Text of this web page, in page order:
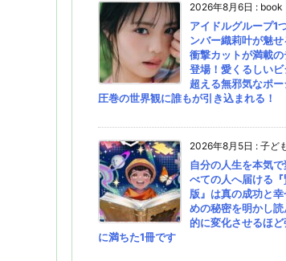
2026年8月6日 : book
アイドルグループ1
ンバー織莉叶が魅
衝撃カットが満載
登場！愛くるしい
超える無邪気なポ
圧巻の世界観に誰もが引き込まれる！
2026年8月5日 : 子ど
自分の人生を本気
べての人へ届ける
版』は真の成功と
めの秘密を明かし
的に変化させるほ
に満ちた1冊です